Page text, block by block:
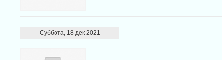
Суббота, 18 дек 2021